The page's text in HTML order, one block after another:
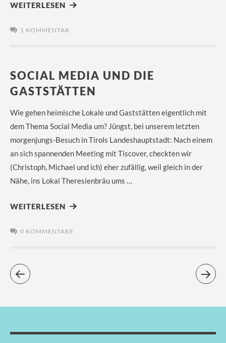
WEITERLESEN
1 KOMMENTAR
SOCIAL MEDIA UND DIE
GASTSTÄTTEN
Wie gehen heimische Lokale und Gaststätten eigentlich mit
dem Thema Social Media um? Jüngst, bei unserem letzten
morgenjungs-Besuch in Tirols Landeshauptstadt: Nach einem
an sich spannenden Meeting mit Tiscover, checkten wir
(Christoph, Michael und ich) eher zufällig, weil gleich in der
Nähe, ins Lokal Theresienbräu ums …
WEITERLESEN
0 KOMMENTARE